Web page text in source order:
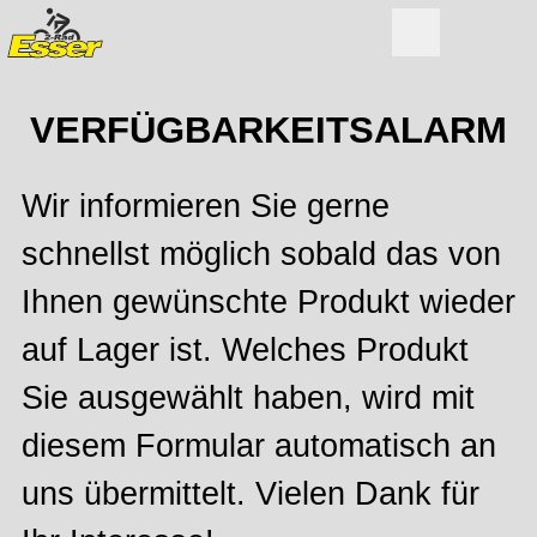
VERFÜGBARKEITSALARM
Wir informieren Sie gerne
schnellst möglich sobald das von
Ihnen gewünschte Produkt wieder
auf Lager ist. Welches Produkt
Sie ausgewählt haben, wird mit
diesem Formular automatisch an
uns übermittelt. Vielen Dank für